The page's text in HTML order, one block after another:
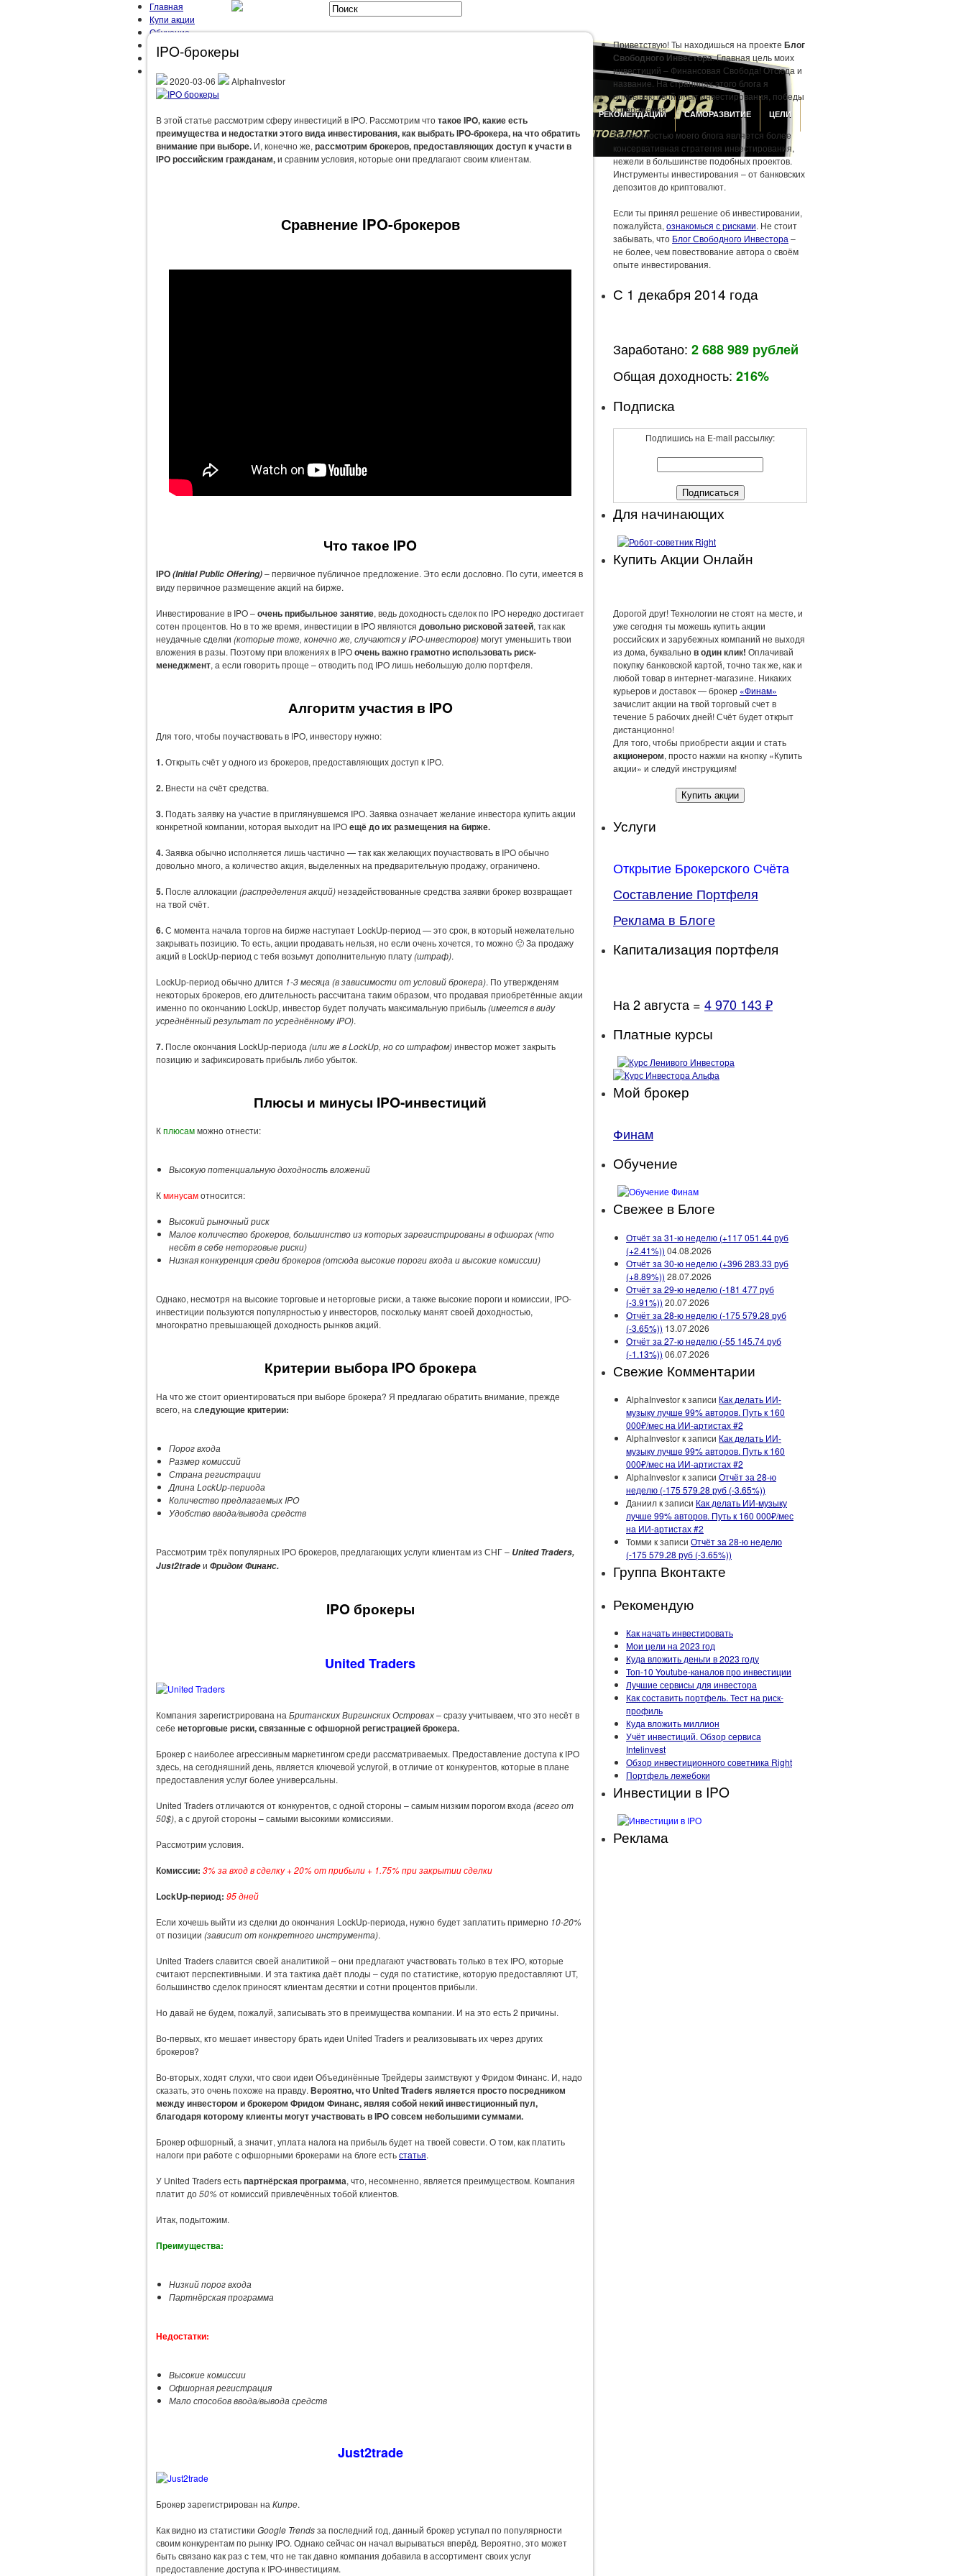
Главная
Купи акции
Обучение
Мой Портфель
Об Авторе
Контакты
ГЛАВНАЯ МЫСЛИ РЕКОМЕНДАЦИИ САМОРАЗВИТИЕ ЦЕЛИ
IPO-брокеры
2020-03-06 AlphaInvestor
В этой статье рассмотрим сферу инвестиций в IPO. Рассмотрим чтотакое IPO, какие есть
преимущества и недостатки этого вида инвестирования, как выбрать IPO-брокера, на что обратить
внимание при выборе. И, конечно же, рассмотрим брокеров, предоставляющих доступ к участи в
IPO российским гражданам,и сравним условия, которые они предлагают своим клиентам.
Сравнение IPO-брокеров
Что такое IPO
IPO(Initial Public Offering)– первичное публичное предложение. Это если дословно. По сути, имеется в
виду первичное размещение акций на бирже.
Инвестирование в IPO –очень прибыльное занятие, ведь доходность сделок по IPO нередко достигает
сотен процентов. Но в то же время, инвестиции в IPO являются довольно рисковой затеей, так как
неудачные сделки (которые тоже, конечно же, случаются у IPO-инвесторов)могут уменьшить твои
вложения в разы. Поэтому при вложениях в IPOочень важно грамотно использовать риск-
менеджмент, а если говорить проще – отводить под IPO лишь небольшую долю портфеля.
Алгоритм участия в IPO
Для того, чтобы поучаствовать в IPO, инвестору нужно:
1.Открыть счёт у одного из брокеров, предоставляющих доступ к IPO.
2. Внести на счёт средства.
3. Подать заявку на участие в приглянувшемся IPO. Заявка означает желание инвестора купить акции
конкретной компании, которая выходит на IPOещё до их размещения на бирже.
4.Заявка обычно исполняется лишь частично — так как желающих поучаствовать в IPO обычно
довольно много, а количество акция, выделенных на предварительную продажу, ограничено.
5. После аллокации (распределения акций)незадействованные средства заявки брокер возвращает
на твой счёт.
6.С момента начала торгов на бирже наступает LockUp-период — это срок, в который нежелательно
закрывать позицию. То есть, акции продавать нельзя, но если очень хочется, то можно 🙂 За продажу
акций в LockUp-период с тебя возьмут дополнительную плату(штраф).
LockUp-период обычно длится 1-3 месяца (в зависимости от условий брокера). По утвержденям
некоторых брокеров, его длительность рассчитана таким образом, что продавая приобретённые акции
именно по окончанию LockUp, инвестор будет получать максимальную прибыль(имеется в виду
усреднённый результат по усреднённому IPO).
7. После окончания LockUp-периода (или же в LockUp, но со штрафом)инвестор может закрыть
позицию и зафиксировать прибыль либо убыток.
Плюсы и минусы IPO-инвестиций
Кплюсамможно отнести:
Высокую потенциальную доходность вложений
Кминусамотносится:
Высокий рыночный риск
Малое количество брокеров, большинство из которых зарегистрированы в офшорах (что
несёт в себе неторговые риски)
Низкая конкуренция среди брокеров (отсюда высокие пороги входа и высокие комиссии)
Однако, несмотря на высокие торговые и неторговые риски, а также высокие пороги и комиссии, IPO-
инвестиции пользуются популярностью у инвесторов, поскольку манят своей доходностью,
многократно превышающей доходность рынков акций.
Критерии выбора IPO брокера
На что же стоит ориентироваться при выборе брокера? Я предлагаю обратить внимание, прежде
всего, на следующие критерии:
Порог входа
Размер комиссий
Страна регистрации
Длина LockUp-периода
Количество предлагаемых IPO
Удобство ввода/вывода средств
Рассмотрим трёх популярных IPO брокеров, предлагающих услуги клиентам из СНГ – United Traders,
Just2tradeи Фридом Финанс.
IPO брокеры
United Traders
Компания зарегистрирована на Британских Виргинских Островах– сразу учитываем, что это несёт в
себе неторговые риски, связанные с офшорной регистрацией брокера.
Брокер с наиболее агрессивным маркетингом среди рассматриваемых. Предоставление доступа к IPO
здесь, на сегодняшний день, является ключевой услугой, в отличие от конкурентов, которые в плане
предоставления услуг более универсальны.
United Traders отличаются от конкурентов, с одной стороны – самым низким порогом входа (всего от
50$), а с другой стороны – самыми высокими комиссиями.
Рассмотрим условия.
Комиссии: 3% за вход в сделку + 20% от прибыли + 1.75% при закрытии сделки
LockUp-период: 95 дней
Если хочешь выйти из сделки до окончания LockUp-периода, нужно будет заплатить примерно 10-20%
от позиции (зависит от конкретного инструмента).
United Traders славится своей аналитикой – они предлагают участвовать только в тех IPO, которые
считают перспективными. И эта тактика даёт плоды – судя по статистике, которую предоставляют UT,
большинство сделок приносят клиентам десятки и сотни процентов прибыли.
Но давай не будем, пожалуй, записывать это в преимущества компании. И на это есть 2 причины.
Во-первых, кто мешает инвестору брать идеи United Traders и реализовывать их через других
брокеров?
Во-вторых, ходят слухи, что свои идеи Объединённые Трейдеры заимствуют у Фридом Финанс. И, надо
сказать, это очень похоже на правду. Вероятно, что United Traders является просто посредником
между инвестором и брокером Фридом Финанс, являя собой некий инвестиционный пул,
благодаря которому клиенты могут участвовать в IPO совсем небольшими суммами.
Брокер офшорный, а значит, уплата налога на прибыль будет на твоей совести. О том, как платить
налоги при работе с офшорными брокерами на блоге естьстатья.
У United Traders естьпартнёрская программа, что, несомненно, является преимуществом. Компания
платит до50% от комиссий привлечённых тобой клиентов.
Итак, подытожим.
Преимущества:
Низкий порог входа
Партнёрская программа
Недостатки:
Высокие комиссии
Офшорная регистрация
Мало способов ввода/вывода средств
Just2trade
Брокер зарегистрирован на Кипре.
Как видно из статистики Google Trendsза последний год, данный брокер уступал по популярности
своим конкурентам по рынку IPO. Однако сейчас он начал вырываться вперёд. Вероятно, это может
быть связано как раз с тем, что не так давно компания добавила в ассортимент своих услуг
предоставление доступа к IPO-инвестициям.
Приветствую! Ты находишься на проекте Блог
Свободного Инвестора. Главная цель моих
инвестиций – Финансовая Свобода! Отсюда и
название. На страницах этого блога я
описываю свой опыт инвестирования, победы
и поражения.
Особенностью моего блога является более
консервативная стратегия инвестирования,
нежели в большинстве подобных проектов.
Инструменты инвестирования – от банковских
депозитов до криптовалют.
Если ты принял решение об инвестировании,
пожалуйста, ознакомься с рисками. Не стоит
забывать, что Блог Свободного Инвестора –
не более, чем повествование автора о своём
опыте инвестирования.
С 1 декабря 2014 года
Заработано: 2 688 989 рублей
Общая доходность: 216%
Подписка
Подпишись на E-mail рассылку:
Для начинающих
Купить Акции Онлайн
Дорогой друг! Технологии не стоят на месте, и
уже сегодня ты можешь купить акции
российских и зарубежных компаний не выходя
из дома, буквальнов один клик! Оплачивай
покупку банковской картой, точно так же, как и
любой товар в интернет-магазине. Никаких
курьеров и доставок — брокер «Финам»
зачислит акции на твой торговый счет в
течение 5 рабочих дней! Счёт будет открыт
дистанционно!
Для того, чтобы приобрести акции и стать
акционером, просто нажми на кнопку «Купить
акции» и следуй инструкциям!
Купить акции
Услуги
Открытие Брокерского Счёта
Составление Портфеля
Реклама в Блоге
Капитализация портфеля
На 2 августа = 4 970 143 ₽
Платные курсы
Мой брокер
Финам
Обучение
Свежее в Блоге
Отчёт за 31-ю неделю (+117 051.44 руб
(+2.41%)) 04.08.2026
Отчёт за 30-ю неделю (+396 283.33 руб
(+8.89%)) 28.07.2026
Отчёт за 29-ю неделю (-181 477 руб
(-3.91%)) 20.07.2026
Отчёт за 28-ю неделю (-175 579.28 руб
(-3.65%)) 13.07.2026
Отчёт за 27-ю неделю (-55 145.74 руб
(-1.13%)) 06.07.2026
Свежие Комментарии
AlphaInvestorк записи Как делать ИИ-
музыку лучше 99% авторов. Путь к 160
000₽/мес на ИИ-артистах #2
AlphaInvestorк записи Как делать ИИ-
музыку лучше 99% авторов. Путь к 160
000₽/мес на ИИ-артистах #2
AlphaInvestorк записи Отчёт за 28-ю
неделю (-175 579.28 руб (-3.65%))
Даниилк записи Как делать ИИ-музыку
лучше 99% авторов. Путь к 160 000₽/мес
на ИИ-артистах #2
Томми к записи Отчёт за 28-ю неделю
(-175 579.28 руб (-3.65%))
Группа Вконтакте
Рекомендую
Как начать инвестировать
Мои цели на 2023 год
Куда вложить деньги в 2023 году
Топ-10 Youtube-каналов про инвестиции
Лучшие сервисы для инвестора
Как составить портфель. Тест на риск-
профиль
Куда вложить миллион
Учёт инвестиций. Обзор сервиса
Intelinvest
Обзор инвестиционного советника Right
Портфель лежебоки
Инвестиции в IPO
Реклама